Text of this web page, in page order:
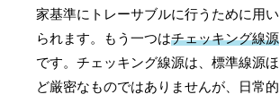
家基準にトレーサブルに行うために用い
られます。もう一つはチェッキング線源
です。チェッキング線源は、標準線源ほ
ど厳密なものではありませんが、日常的